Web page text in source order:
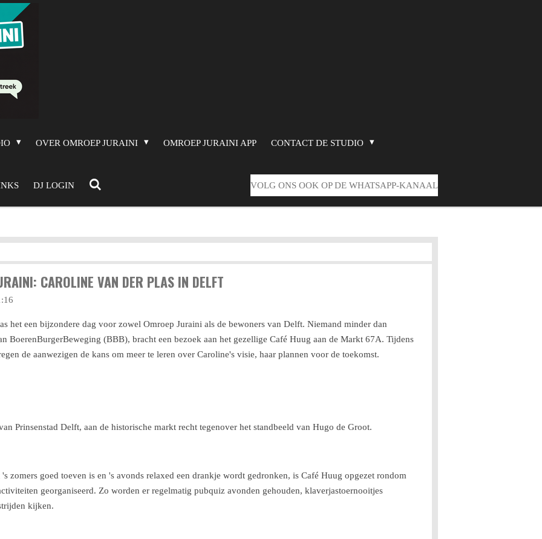
OVER OMROEP JURAINI OMROEP JURAINI APP CONTACT DE STUDIO
DJ LOGIN VOLG ONS OOK OP DE WHATSAPP-KANAAL
CAROLINE VAN DER PLAS IN DELFT
het een bijzondere dag voor zowel Omroep Juraini als de bewoners van Delft. Niemand minder dan
BoerenBurgerBeweging (BBB), bracht een bezoek aan het gezellige Café Huug aan de Markt 67A. Tijdens
de aanwezigen de kans om meer te leren over Caroline's visie, haar plannen voor de toekomst.
Prinsenstad Delft, aan de historische markt recht tegenover het standbeeld van Hugo de Groot.
zomers goed toeven is en 's avonds relaxed een drankje wordt gedronken, is Café Huug opgezet rondom
georganiseerd. Zo worden er regelmatig pubquiz avonden gehouden, klaverjastoernooitjes
kijken.